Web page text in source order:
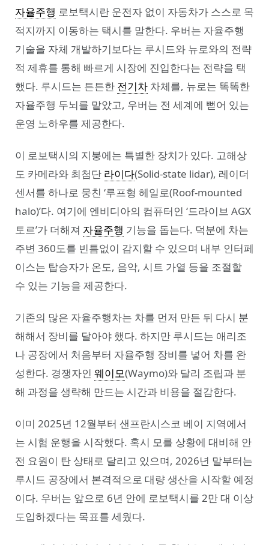
자율주행 로보택시란 운전자 없이 자동차가 스스로 목
적지까지 이동하는 택시를 말한다. 우버는 자율주행
기술을 자체 개발하기보다는 루시드와 뉴로와의 전략
적 제휴를 통해 빠르게 시장에 진입한다는 전략을 택
했다. 루시드는 튼튼한 전기차 차체를, 뉴로는 똑똑한
자율주행 두뇌를 맡았고, 우버는 전 세계에 뻗어 있는
운영 노하우를 제공한다.
이 로보택시의 지붕에는 특별한 장치가 있다. 고해상
도 카메라와 최첨단 라이다(Solid-state lidar), 레이더
센서를 하나로 뭉친 ‘루프형 헤일로(Roof-mounted
halo)’다. 여기에 엔비디아의 컴퓨터인 ‘드라이브 AGX
토르’가 더해져 자율주행 기능을 돕는다. 덕분에 차는
주변 360도를 빈틈없이 감지할 수 있으며 내부 인터페
이스는 탑승자가 온도, 음악, 시트 가열 등을 조절할
수 있는 기능을 제공한다.
기존의 많은 자율주행차는 차를 먼저 만든 뒤 다시 분
해해서 장비를 달아야 했다. 하지만 루시드는 애리조
나 공장에서 처음부터 자율주행 장비를 넣어 차를 완
성한다. 경쟁자인 웨이모(Waymo)와 달리 조립과 분
해 과정을 생략해 만드는 시간과 비용을 절감한다.
이미 2025년 12월부터 샌프란시스코 베이 지역에서
는 시험 운행을 시작했다. 혹시 모를 상황에 대비해 안
전 요원이 탄 상태로 달리고 있으며, 2026년 말부터는
루시드 공장에서 본격적으로 대량 생산을 시작할 예정
이다. 우버는 앞으로 6년 안에 로보택시를 2만 대 이상
도입하겠다는 목표를 세웠다.